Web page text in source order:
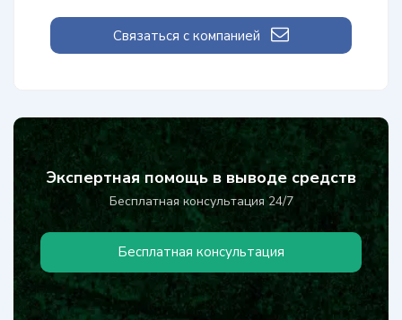
Связаться с компанией
Экспертная помощь в выводе средств
Бесплатная консультация 24/7
Бесплатная консультация